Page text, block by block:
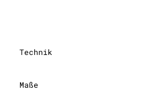
Technik
Maße